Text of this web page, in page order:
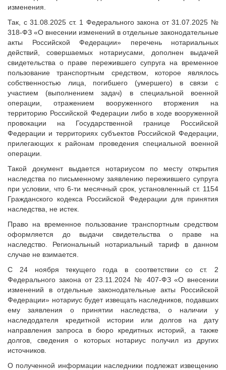
Конкурсы Совета
Семинары Совета
Издания Совета
Вопрос-ответ
ОКМО
Информационный бюллетень МСУ
НАСЕЛЕНИЕ И МСУ
ТОС
Лучшие практики ТОС
Исполнительная дирекция
Палаты Совета
Комитеты Совета
Правление Совета
Обработка персональных данных
Партнеры Совета
Полезные ссылки
Инвестиционные порталы муниципальных образований
Контактная информация
НОВОСТИ
СМИ о нас
МЕТОДИЧЕСКИЙ РАЗДЕЛ
Опыт регионов
Методические материалы
Судебная практика
Мнение специалиста
Конкурсы Совета
Семинары Совета
Издания Совета
Вопрос-ответ
ВАРМСУ
Новости ВАРМСУ
НАСЕЛЕНИЕ И МСУ
Новости ТОС
изменения.
Так, с 31.08.2025 ст. 1 Федерального закона от 31.07.2025 №
318-ФЗ «О внесении изменений в отдельные законодательные
акты Российской Федерации» перечень нотариальных
действий, совершаемых нотариусами, дополнен выдачей
свидетельства о праве пережившего супруга на временное
пользование транспортным средством, которое являлось
собственностью лица, погибшего (умершего) в связи с
участием (выполнением задач) в специальной военной
операции, отражением вооруженного вторжения на
территорию Российской Федерации либо в ходе вооруженной
провокации на Государственной границе Российской
Федерации и территориях субъектов Российской Федерации,
прилегающих к районам проведения специальной военной
операции.
Такой документ выдается нотариусом по месту открытия
наследства по письменному заявлению пережившего супруга
при условии, что 6-ти месячный срок, установленный ст. 1154
Гражданского кодекса Российской Федерации для принятия
наследства, не истек.
Право на временное пользование транспортным средством
оформляется до выдачи свидетельства о праве на
наследство. Региональный нотариальный тариф в данном
случае не взимается.
С 24 ноября текущего года в соответствии со ст. 2
Федерального закона от 23.11.2024 № 407-ФЗ «О внесении
изменений в отдельные законодательные акты Российской
Федерации» нотариус будет извещать наследников, подавших
ему заявления о принятии наследства, о наличии у
наследодателя кредитной истории или долгов на дату
направления запроса в бюро кредитных историй, а также
долгов, сведения о которых нотариус получил из других
источников.
О полученной информации наследники подлежат извещению